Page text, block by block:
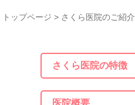
トップページ > さくら医院のご紹介
さくら医院の特徴
医院概要